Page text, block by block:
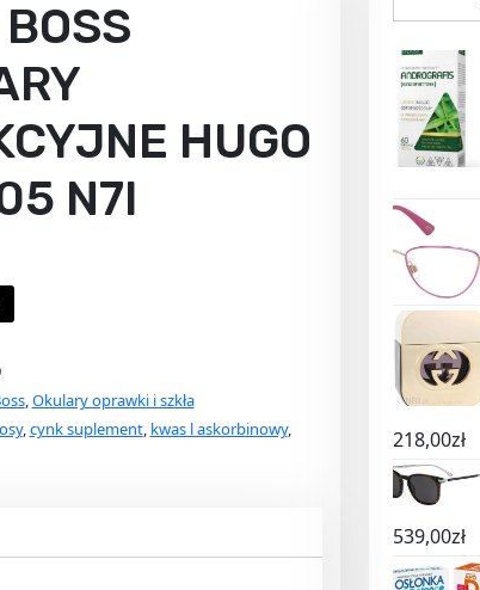
HUGO
N7I
,Okulary oprawki i szkła
,cynk suplement, kwas l askorbinowy,
218,00zł
539,00zł